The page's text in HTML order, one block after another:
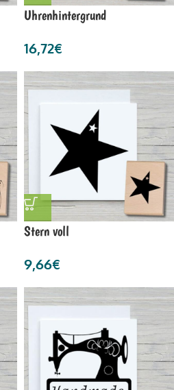
Uhrenhintergrund
16,72€
Stern voll
9,66€